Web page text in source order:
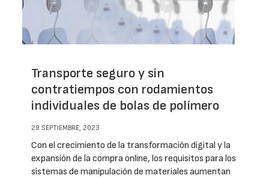
Transporte seguro y sin
contratiempos con rodamientos
individuales de bolas de polímero
29 SEPTIEMBRE, 2023
Con el crecimiento de la transformación digital y la
expansión de la compra online, los requisitos para los
sistemas de manipulación de materiales aumentan